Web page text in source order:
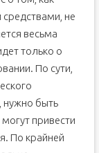
не
весьма
только о
По сути,
нужно быть
привести
По крайней